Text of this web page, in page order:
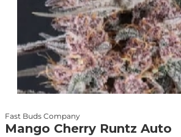
Fast Buds Company
Mango Cherry Runtz Auto